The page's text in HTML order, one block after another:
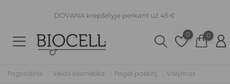
DOVANA krepšelyje perkant už 45 €
0 0
Pagrindinis Veido kosmetika Pagal paskirtį Valymas